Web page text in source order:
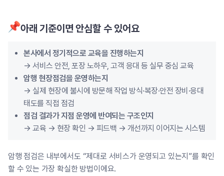
아래 기준이면 안심할 수 있어요
본사에서 정기적으로 교육을 진행하는지
→ 서비스 안전, 포장 노하우, 고객 응대 등 실무 중심 교육
암행 현장점검을 운영하는지
→ 실제 현장에 불시에 방문해 작업 방식·복장·안전 장비·응대
태도를 직접 점검
점검 결과가 지점 운영에 반여되는 구조인지
→ 교육 → 현장 확인 → 피드백 → 개선까지 이어지는 시스템
암행 점검은 내부에서도 “제대로 서비스가 운영되고 있는지”를 확인
할 수 있는 가장 확실한 방법이에요.